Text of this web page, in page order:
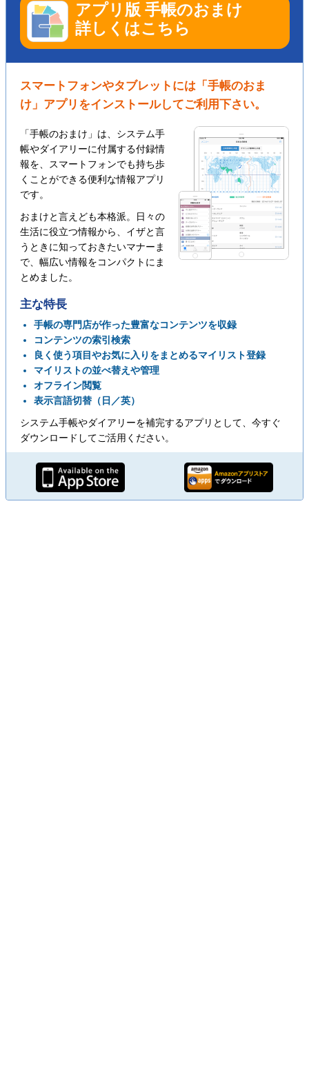
アプリ版 手帳のおまけ
詳しくはこちら
スマートフォンやタブレットには「手帳のおま
け」アプリをインストールしてご利用下さい。
「手帳のおまけ」は、システム手
帳やダイアリーに付属する付録情
報を、スマートフォンでも持ち歩
くことができる便利な情報アプリ
です。
おまけと言えども本格派。日々の
生活に役立つ情報から、イザと言
うときに知っておきたいマナーま
で、幅広い情報をコンパクトにま
とめました。
主な特長
手帳の専門店が作った豊富なコンテンツを収録
コンテンツの索引検索
良く使う項目やお気に入りをまとめるマイリスト登録
マイリストの並べ替えや管理
オフライン閲覧
表示言語切替（日／英）
システム手帳やダイアリーを補完するアプリとして、今すぐ
ダウンロードしてご活用ください。